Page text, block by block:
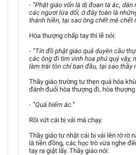
- “Phật giáo vốn là dị đoan tà ác, dân
các ngươi lừa dối, ở đây toàn là
thánh hiền, tại sao ông chết mê chết
Hòa thượng chấp tay thi lễ nói:
- “Tín đồ phật giáo quả duyên cầu
các ông đi tìm vinh hoa phú quý vậy,
làm trái tôn chỉ ban đầu, tại sao thầy
Thầy giáo trường tư thẹn quá hóa
đánh đuổi hòa thượng đi, hòa thượng
- “Quá hiểm ác.”
Rồi vứt cái bị vải mà chạy.
Thầy giáo tư nhặt cái bị vải lên rờ rờ
là tiền đồng, các học trò vừa nghe
tay ra giật lấy. Thầy giáo nói: